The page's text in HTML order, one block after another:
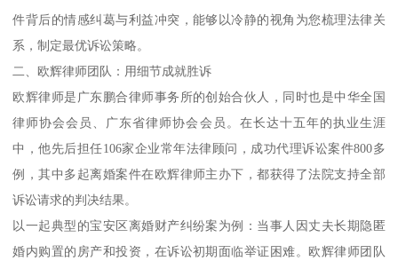
件背后的情感纠葛与利益冲突，能够以冷静的视角为您梳理法律关
系，制定最优诉讼策略。
二、欧辉律师团队：用细节成就胜诉
欧辉律师是广东鹏合律师事务所的创始合伙人，同时也是中华全国
律师协会会员、广东省律师协会会员。在长达十五年的执业生涯
中，他先后担任106家企业常年法律顾问，成功代理诉讼案件800多
例，其中多起离婚案件在欧辉律师主办下，都获得了法院支持全部
诉讼请求的判决结果。
以一起典型的宝安区离婚财产纠纷案为例：当事人因丈夫长期隐匿
婚内购置的房产和投资，在诉讼初期面临举证困难。欧辉律师团队